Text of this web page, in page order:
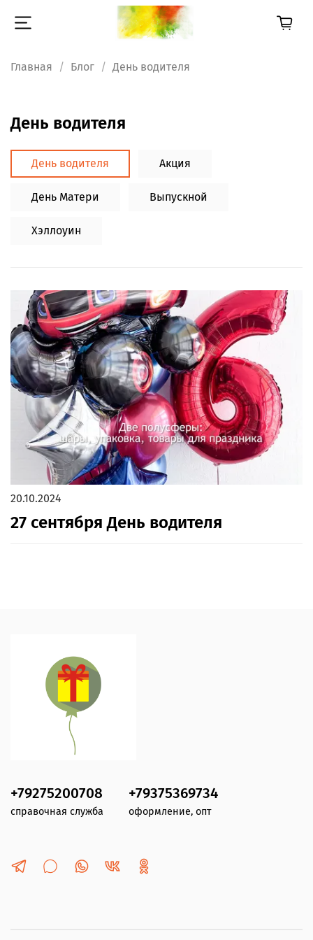
Главная Блог День водителя
День водителя
День водителя Акция
День Матери Выпускной
Хэллоуин
20.10.2024
27 сентября День водителя
+79275200708
справочная служба
+79375369734
оформление, опт